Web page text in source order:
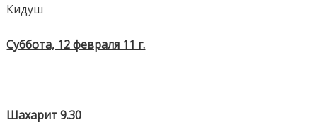
Кидуш
Суббота, 12 февраля 11 г.
Шахарит 9.30